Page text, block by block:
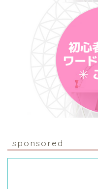
sponsored